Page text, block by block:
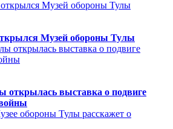
Музей обороны Тулы
открылась выставка о подвиге